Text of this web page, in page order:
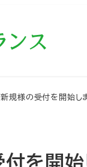
規様の受付を開始し